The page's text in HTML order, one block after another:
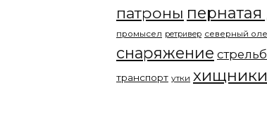
патроны
промысел ретривер северный
снаряжение
транспорт утки хищники